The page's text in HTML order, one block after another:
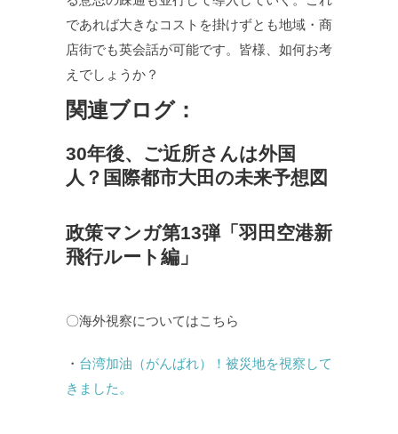
であれば大きなコストを掛けずとも地域・商
店街でも英会話が可能です。皆様、如何お考
えでしょうか？
関連ブログ：
30年後、ご近所さんは外国
人？国際都市大田の未来予想図
政策マンガ第13弾「羽田空港新
飛行ルート編」
〇海外視察についてはこちら
・ 台湾加油（がんばれ）！被災地を視察して
きました。